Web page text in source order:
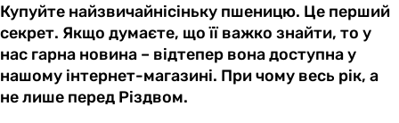
Купуйте найзвичайнісіньку пшеницю. Це перший
секрет. Якщо думаєте, що її важко знайти, то у
нас гарна новина – відтепер вона доступна у
нашому інтернет-магазині. При чому весь рік, а
не лише перед Різдвом.